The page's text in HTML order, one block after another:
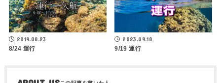
2019.08.23
8/24 運行
2023.09.18
9/19 運行